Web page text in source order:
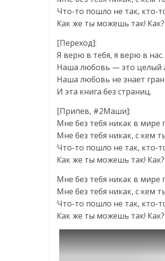
Что-то пошло не так, кто-
Как же ты можешь так! Как?
[Переход]:
Я верю в тебя, я верю в нас.
Наша любовь — это целый
Наша любовь не знает
И эта книга без страниц.
[Припев, #2Маши]:
Мне без тебя никак в мире
Мне без тебя никак, с кем
Что-то пошло не так, кто-
Как же ты можешь так! Как?
Мне без тебя никак в мире
Мне без тебя никак, с кем
Что-то пошло не так, кто-
Как же ты можешь так! Как?